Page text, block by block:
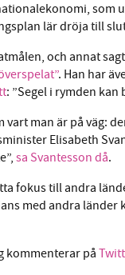
som
lär dröja till
och annat
. Han har
: ”Segel i rymden
man är på väg:
Elisabeth
sa Svantesson då.
fokus till andra
med andra
kommenterar på